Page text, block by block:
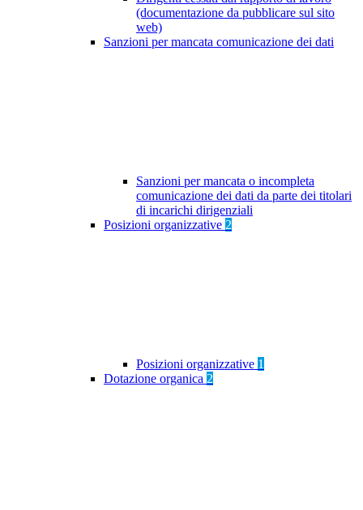
(documentazione da pubblicare sul sito
web)
Sanzioni per mancata comunicazione dei dati
Sanzioni per mancata o incompleta
comunicazione dei dati da parte dei titolari
di incarichi dirigenziali
Posizioni organizzative 2
Posizioni organizzative 1
Dotazione organica 2